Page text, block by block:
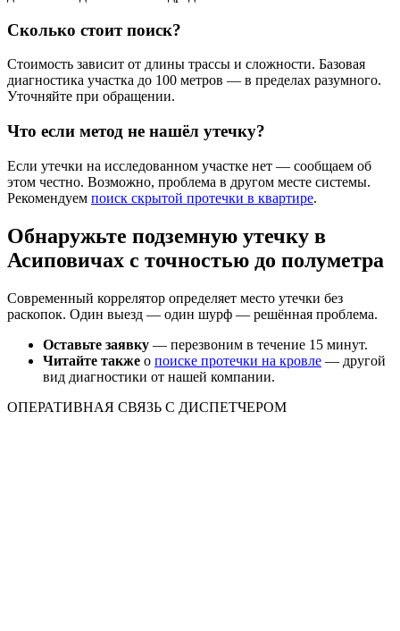
Сколько стоит поиск?
Стоимость зависит от длины трассы и сложности. Базовая
диагностика участка до 100 метров — в пределах разумного.
Уточняйте при обращении.
Что если метод не нашёл утечку?
Если утечки на исследованном участке нет — сообщаем об
этом честно. Возможно, проблема в другом месте системы.
Рекомендуем поиск скрытой протечки в квартире.
Обнаружьте подземную утечку в
Асиповичах с точностью до полуметра
Современный коррелятор определяет место утечки без
раскопок. Один выезд — один шурф — решённая проблема.
Оставьте заявку — перезвоним в течение 15 минут.
Читайте также о поиске протечки на кровле — другой
вид диагностики от нашей компании.
ОПЕРАТИВНАЯ СВЯЗЬ С ДИСПЕТЧЕРОМ